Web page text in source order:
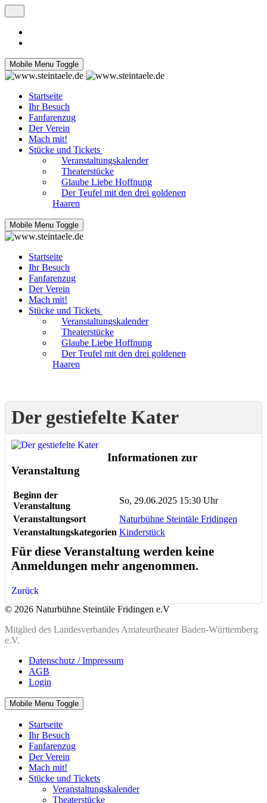
Mobile Menu Toggle
Startseite
Ihr Besuch
Fanfarenzug
Der Verein
Mach mit!
Stücke und Tickets
Veranstaltungskalender
Theaterstücke
Glaube Liebe Hoffnung
Der Teufel mit den drei goldenen
Haaren
Mobile Menu Toggle
Startseite
Ihr Besuch
Fanfarenzug
Der Verein
Mach mit!
Stücke und Tickets
Veranstaltungskalender
Theaterstücke
Glaube Liebe Hoffnung
Der Teufel mit den drei goldenen
Haaren
Der gestiefelte Kater
Informationen zur
Veranstaltung
Beginn der
Veranstaltung
So, 29.06.2025 15:30 Uhr
Veranstaltungsort
Naturbühne Steintäle Fridingen
Veranstaltungskategorien Kinderstück
Für diese Veranstaltung werden keine
Anmeldungen mehr angenommen.
Zurück
© 2026 Naturbühne Steintäle Fridingen e.V
Mitglied des Landesverbandes Amateurtheater Baden-Württemberg
e.V.
Datenschutz / Impressum
AGB
Login
Mobile Menu Toggle
Startseite
Ihr Besuch
Fanfarenzug
Der Verein
Mach mit!
Stücke und Tickets
Veranstaltungskalender
Theaterstücke